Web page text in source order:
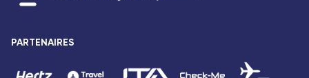
Plan du site
Vols Paris Cotonou
PARTENAIRES